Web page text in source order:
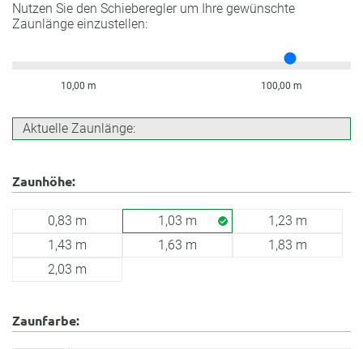
Nutzen Sie den Schieberegler um Ihre gewünschte
Zaunlänge einzustellen:
Aktuelle Zaunlänge:
10,00 m 100,00 m
Zaunhöhe:
0,83 m 1,03 m
1,23 m
1,43 m
1,63 m
1,83 m
2,03 m
Zaunfarbe: